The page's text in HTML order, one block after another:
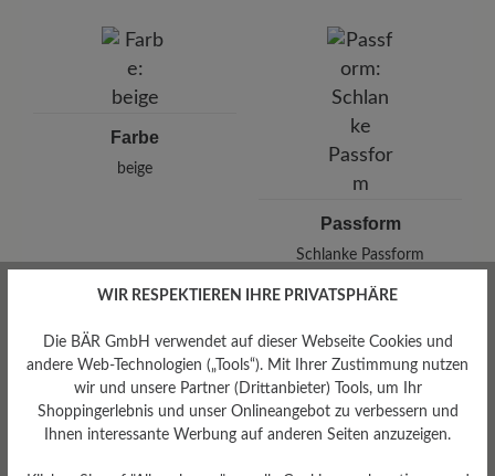
Pleidelsheimer Str. 15/1, 74321 Bietigheim-Bissingen,
E-Mail:
kundenbetreuung@baer-schuhe.ch
Farbe
beige
Passform
Schlanke Passform
Bewertungen lesen
WIR RESPEKTIEREN IHRE PRIVATSPHÄRE
Die BÄR GmbH verwendet auf dieser Webseite Cookies und
andere Web-Technologien („Tools“). Mit Ihrer Zustimmung nutzen
wir und unsere Partner (Drittanbieter) Tools, um Ihr
Shoppingerlebnis und unser Onlineangebot zu verbessern und
Ihnen interessante Werbung auf anderen Seiten anzuzeigen.